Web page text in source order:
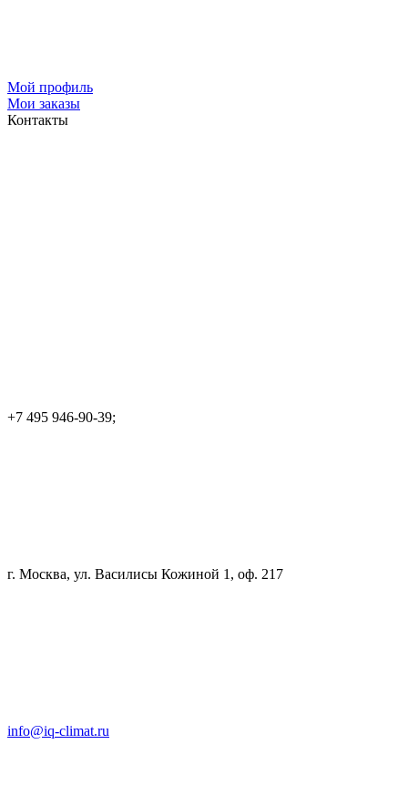
Мой профиль
Мои заказы
Контакты
+7 495 946-90-39;
г. Москва, ул. Василисы Кожиной 1, оф. 217
info@iq-climat.ru